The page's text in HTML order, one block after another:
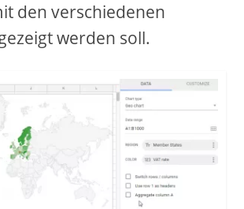
den verschiedenen
werden soll.